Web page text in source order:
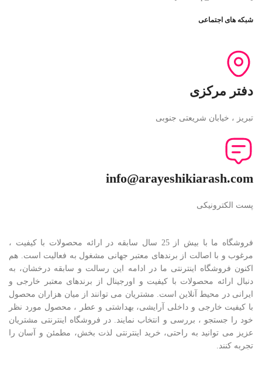
شبکه های اجتماعی
دفتر مرکزی
تبریز ، خیابان شریعتی جنوبی
info@arayeshikiarash.com
پست الکترونیکی
فروشگاه ما با بیش از 25 سال سابقه در ارائه محصولات با کيفيت ،
مرغوب و با اصالت از برندهای معتبر جهانی مشغول به فعاليت است. هم
اکنون فروشگاه اینترنتی ما در ادامه اين رسالت و سابقه درخشان، به
دنبال ارائه محصولات با کيفيت و اورجينال از برندهای معتبر خارجی و
ايرانی در محيط آنلاين است. مشتريان می توانند از ميان هزاران محصول
با کيفيت خارجی و داخلی آرایشی، بهداشتی و عطر ، محصول مورد نظر
خود را جستجو ، بررسی و انتخاب نمايند. در فروشگاه اینترنتی مشتريان
عزیز می توانيد به راحتی، خرید اینترنتی لذت بخش، مطمئن و آسان را
تجربه کنند.